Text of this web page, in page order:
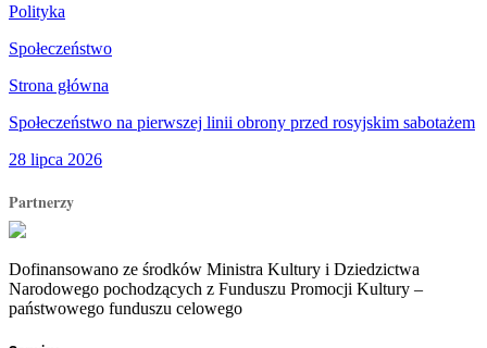
Polityka
Społeczeństwo
Strona główna
Społeczeństwo na pierwszej linii obrony przed rosyjskim sabotażem
28 lipca 2026
Partnerzy
Dofinansowano ze środków Ministra Kultury i Dziedzictwa
Narodowego pochodzących z Funduszu Promocji Kultury –
państwowego funduszu celowego